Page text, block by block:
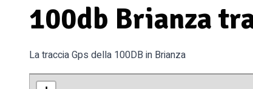
100db Brianza
La traccia Gps della 100DB in Brianza